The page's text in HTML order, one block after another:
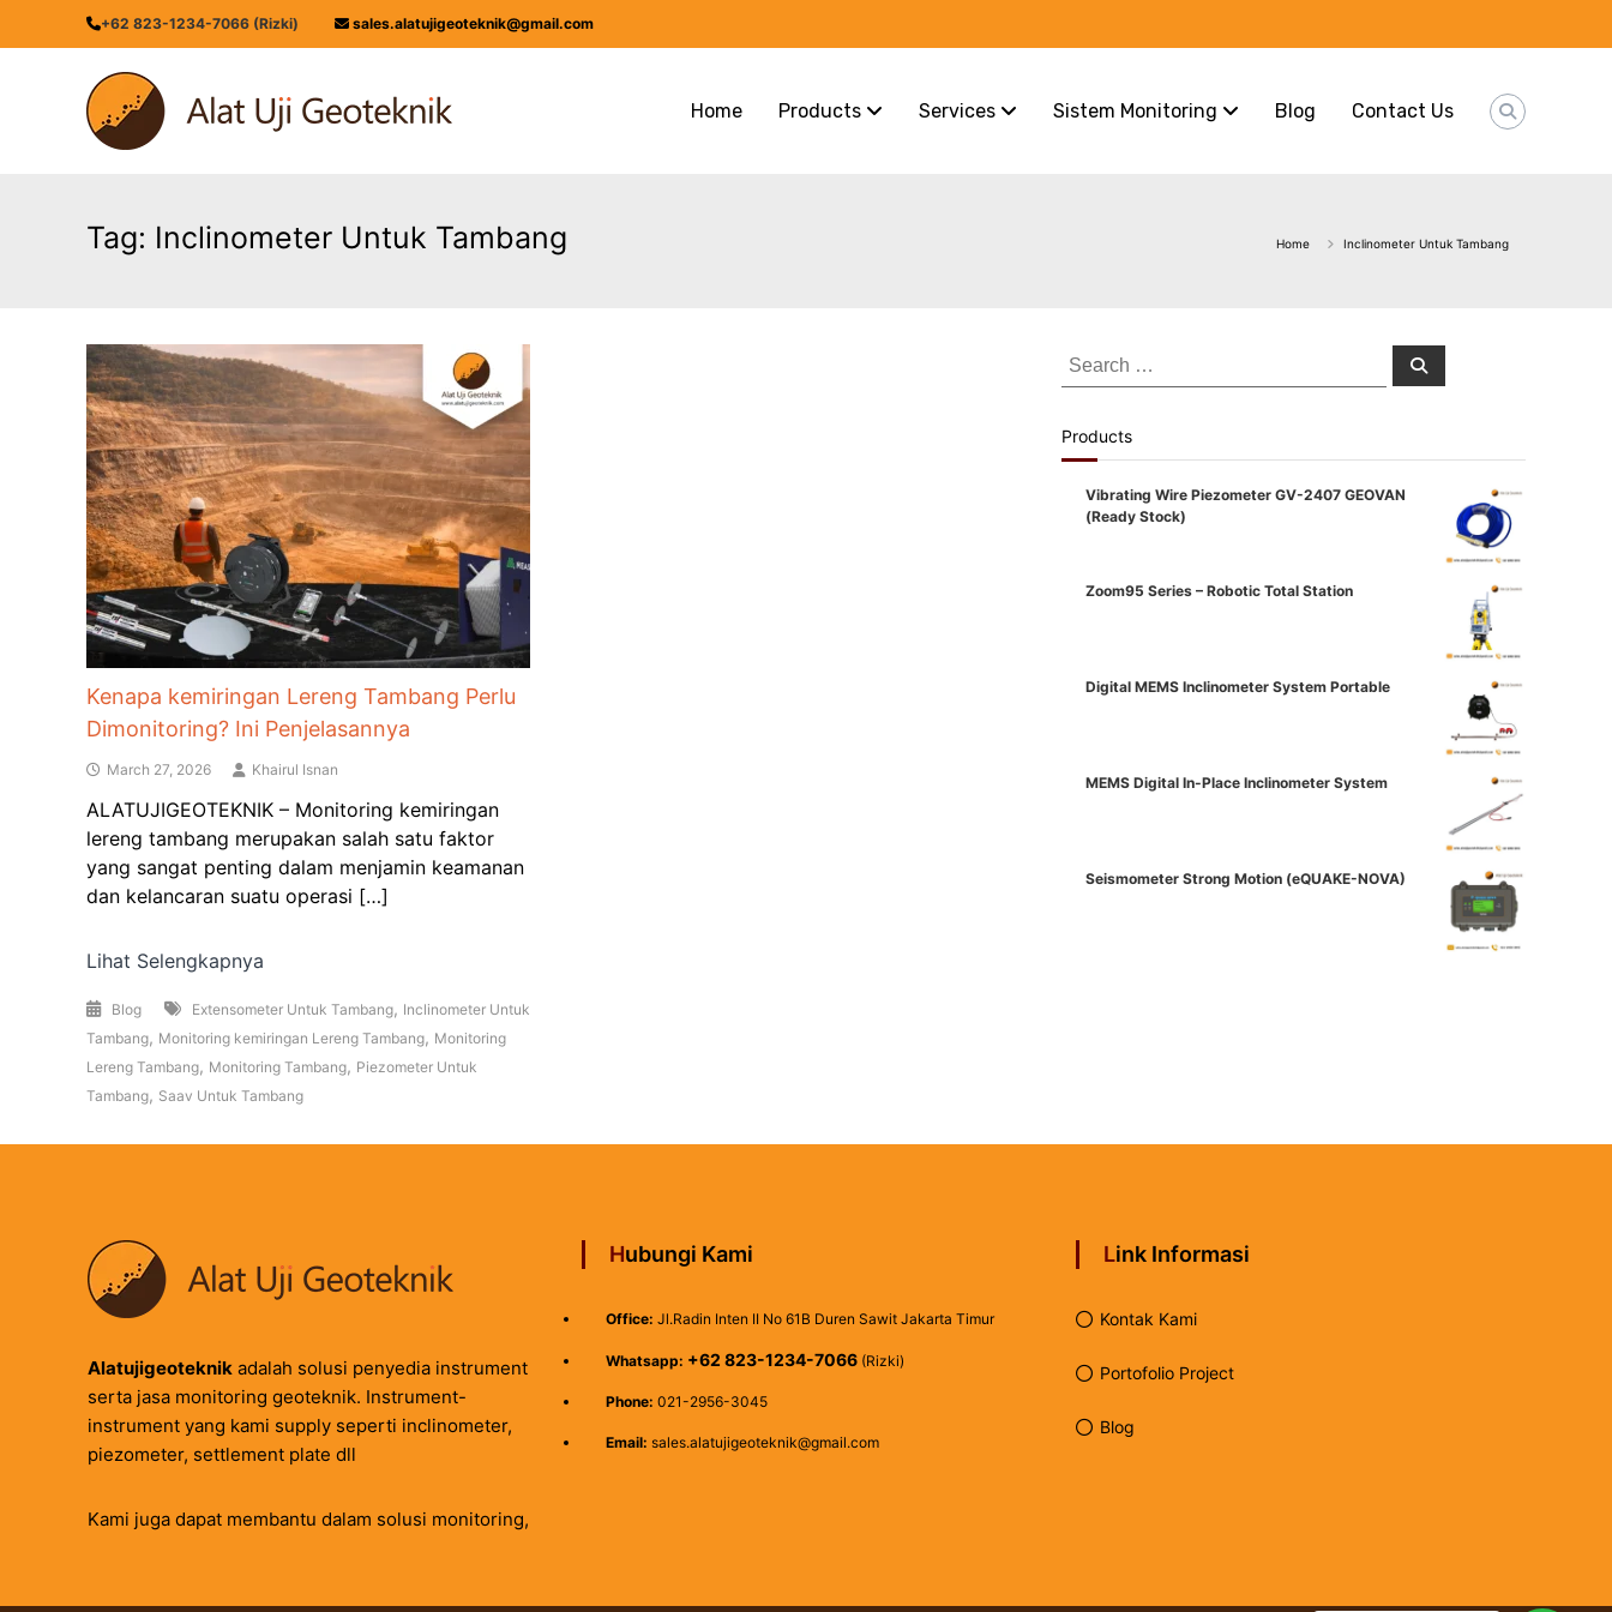
to
+62 823-1234-7066 (Rizki) sales.alatujigeoteknik@gmail.com
ALATUJIGEOTEKNIK.COM
DISTRIBUTOR
INSTRUMENT
MONITORING
GEOTEKNIK
Home Products Services Sistem Monitoring Blog Contact Us
Tag: Inclinometer Untuk Tambang Home Inclinometer Untuk Tambang
Kenapa kemiringan Lereng Tambang Perlu
Dimonitoring? Ini Penjelasannya
March 27, 2026 Khairul Isnan
ALATUJIGEOTEKNIK – Monitoring kemiringan
lereng tambang merupakan salah satu faktor
yang sangat penting dalam menjamin keamanan
dan kelancaran suatu operasi […]
Lihat Selengkapnya
Blog Extensometer Untuk Tambang, Inclinometer Untuk
Tambang, Monitoring kemiringan Lereng Tambang, Monitoring
Lereng Tambang, Monitoring Tambang, Piezometer Untuk
Tambang, Saav Untuk Tambang
Search
for:
Search
Products
Vibrating Wire Piezometer GV-2407 GEOVAN
(Ready Stock)
Zoom95 Series – Robotic Total Station
Digital MEMS Inclinometer System Portable
MEMS Digital In-Place Inclinometer System
Seismometer Strong Motion (eQUAKE-NOVA)
Alatujigeoteknik adalah solusi penyedia instrument
serta jasa monitoring geoteknik. Instrument-
instrument yang kami supply seperti inclinometer,
piezometer, settlement plate dll
Kami juga dapat membantu dalam solusi monitoring,
Hubungi Kami
Office: Jl.Radin Inten II No 61B Duren Sawit Jakarta Timur
Whatsapp: +62 823-1234-7066 (Rizki)
Phone: 021-2956-3045
Email: sales.alatujigeoteknik@gmail.com
Link Informasi
Kontak Kami
Portofolio Project
Blog